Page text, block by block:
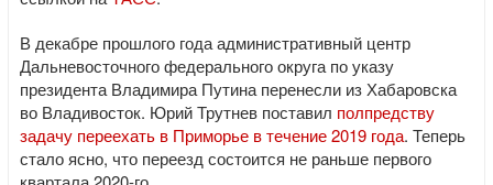
В декабре прошлого года административный центр
Дальневосточного федерального округа по указу
президента Владимира Путина перенесли из Хабаровска
во Владивосток. Юрий Трутнев поставил полпредству
задачу переехать в Приморье в течение 2019 года. Теперь
стало ясно, что переезд состоится не раньше первого